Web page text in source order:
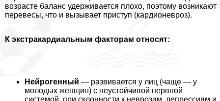
возрасте баланс удерживается плохо, поэтому возникают
перевесы, что и вызывает приступ (кардионевроз).
К экстpaкардиальным факторам относят:
Нейрогенный — развивается у лиц (чаще — у
молодых женщин) с неустойчивой нервной
системой, при склонности к неврозам, депрессиям и